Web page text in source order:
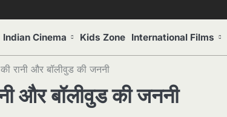
Indian Cinema Kids Zone International Films
रानी और बॉलीवुड की जननी
और बॉलीवुड की जननी